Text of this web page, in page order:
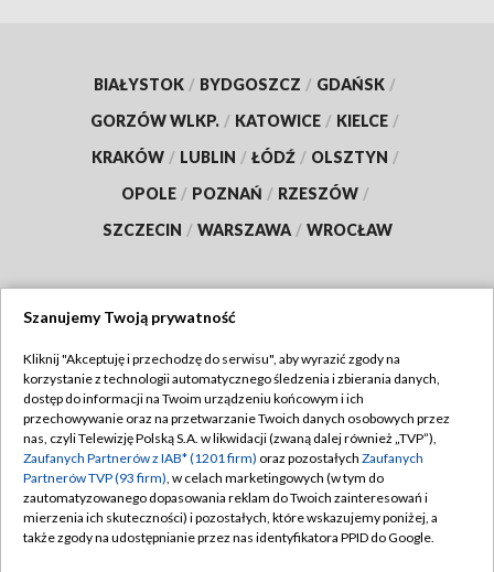
BIAŁYSTOK / BYDGOSZCZ / GDAŃSK /
GORZÓW WLKP. / KATOWICE / KIELCE /
KRAKÓW / LUBLIN / ŁÓDŹ / OLSZTYN /
OPOLE / POZNAŃ / RZESZÓW /
SZCZECIN / WARSZAWA / WROCŁAW
TVP
Abonament TVP
Emisja w TVP
Centrum informacji TVP
Naziemna Telewizja Cyfrowa
Regulamin TVP
Polityka prywatności
Moje zgody
Pomoc
Szanujemy Twoją prywatność
Kliknij "Akceptuję i przechodzę do serwisu", aby wyrazić zgody na
korzystanie z technologii automatycznego śledzenia i zbierania danych,
dostęp do informacji na Twoim urządzeniu końcowym i ich
przechowywanie oraz na przetwarzanie Twoich danych osobowych przez
nas, czyli Telewizję Polską S.A. w likwidacji (zwaną dalej również „TVP”),
Zaufanych Partnerów z IAB* (1201 firm) oraz pozostałych Zaufanych
Partnerów TVP (93 firm), w celach marketingowych (w tym do
zautomatyzowanego dopasowania reklam do Twoich zainteresowań i
mierzenia ich skuteczności) i pozostałych, które wskazujemy poniżej, a
także zgody na udostępnianie przez nas identyfikatora PPID do Google.